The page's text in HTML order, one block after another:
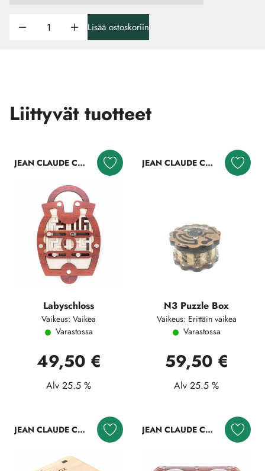
Lisää ostoskoriin
Liittyvät tuotteet
JEAN CLAUDE CONSTANTIN
Labyschloss
Vaikeus: Vaikea
Varastossa
49,50 €
Alv 25.5 %
JEAN CLAUDE CONSTANTIN
N3 Puzzle Box
Vaikeus: Erittäin vaikea
Varastossa
59,50 €
Alv 25.5 %
JEAN CLAUDE CONSTANTIN JEAN CLAUDE CONSTANTIN